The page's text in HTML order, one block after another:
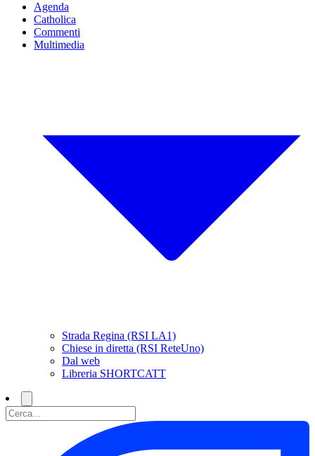
Agenda
Catholica
Commenti
Multimedia
Strada Regina (RSI LA1)
Chiese in diretta (RSI ReteUno)
Dal web
Libreria SHORTCATT